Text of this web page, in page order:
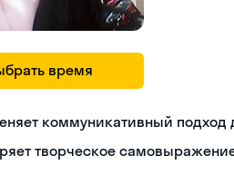
время
коммуникативный подход
творческое